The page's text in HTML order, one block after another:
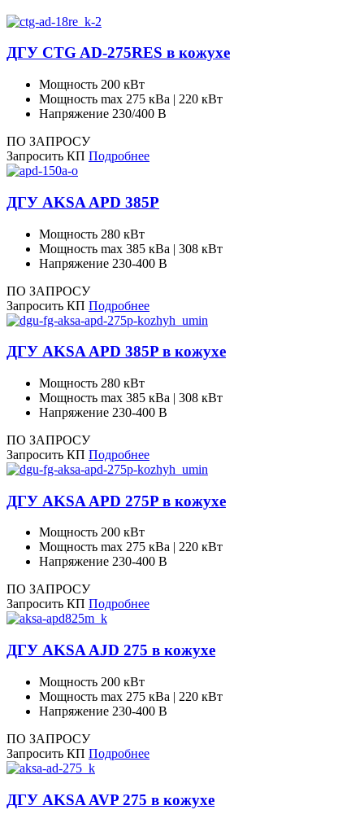
ДГУ CTG AD-275RES в кожухе
Мощность 200 кВт
Мощность max 275 кВа | 220 кВт
Напряжение 230/400 В
ПО ЗАПРОСУ
Запросить КП Подробнее
ДГУ AKSA APD 385P
Мощность 280 кВт
Мощность max 385 кВа | 308 кВт
Напряжение 230-400 В
ПО ЗАПРОСУ
Запросить КП Подробнее
ДГУ AKSA APD 385P в кожухе
Мощность 280 кВт
Мощность max 385 кВа | 308 кВт
Напряжение 230-400 В
ПО ЗАПРОСУ
Запросить КП Подробнее
ДГУ AKSA APD 275P в кожухе
Мощность 200 кВт
Мощность max 275 кВа | 220 кВт
Напряжение 230-400 В
ПО ЗАПРОСУ
Запросить КП Подробнее
ДГУ AKSA AJD 275 в кожухе
Мощность 200 кВт
Мощность max 275 кВа | 220 кВт
Напряжение 230-400 В
ПО ЗАПРОСУ
Запросить КП Подробнее
ДГУ AKSA AVP 275 в кожухе